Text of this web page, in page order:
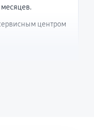
центром
случаем